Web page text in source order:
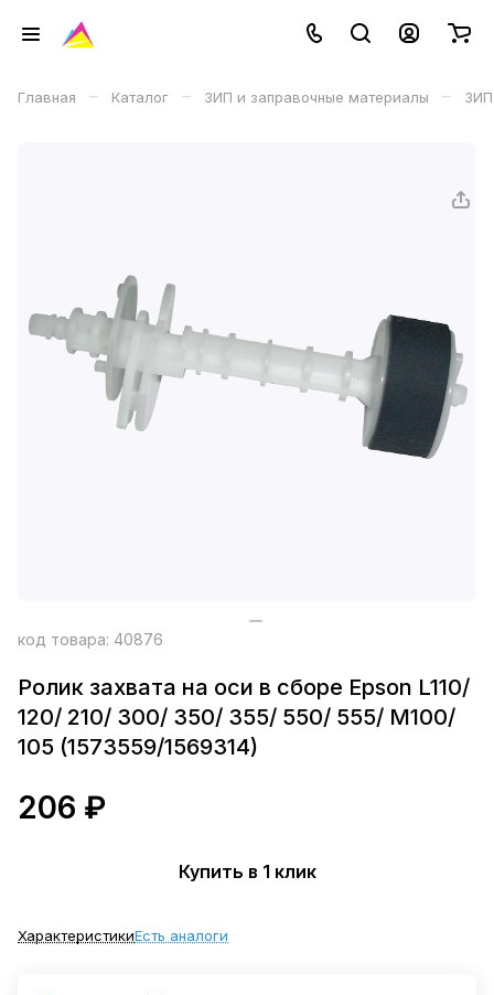
Главная – Каталог – ЗИП и заправочные материалы – ЗИП
код товара: 40876
Ролик захвата на оси в сборе Epson L110/
120/ 210/ 300/ 350/ 355/ 550/ 555/ M100/
105 (1573559/1569314)
206 ₽
Купить в 1 клик
ХарактеристикиЕсть аналоги